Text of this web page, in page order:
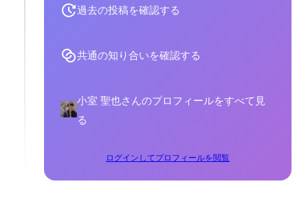
過去の投稿を確認する
共通の知り合いを確認する
小室 聖也さんのプロフィールをすべて見
る
ログインしてプロフィールを閲覧